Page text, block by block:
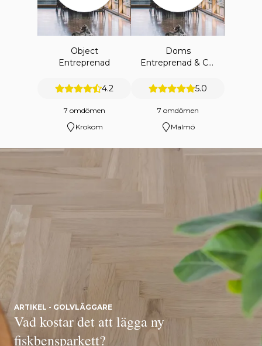
Object
Entreprenad
4.2
7 omdömen
Krokom
Doms
Entreprenad & Co.
5.0
7 omdömen
Malmö
ARTIKEL - GOLVLÄGGARE
Vad kostar det att lägga ny
fiskbensparkett?